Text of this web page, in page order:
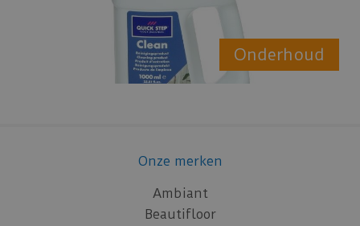
Onderhoud
Onze merken
Ambiant
Beautifloor